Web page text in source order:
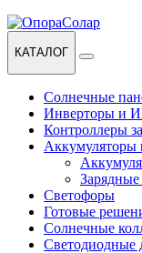
КАТАЛОГ
Солнечные
Инверторы и
Контроллеры
Аккумуляторы
Зарядные
Светофоры
Готовые
Солнечные
Светодиодные